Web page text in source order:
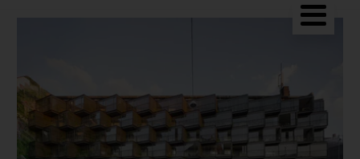
Projekter
Portrætter